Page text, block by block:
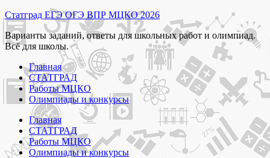
Перейти
к
содержимому
Статград ЕГЭ ОГЭ ВПР МЦКО 2026
Варианты заданий, ответы для школьных работ и олимпиад.
Всё для школы.
Главная
СТАТГРАД
Работы МЦКО
Олимпиады и конкурсы
Главная
СТАТГРАД
Работы МЦКО
Олимпиады и конкурсы